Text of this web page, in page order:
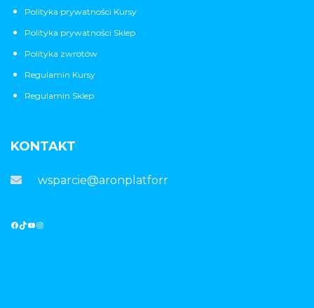
Polityka prywatności Kursy
Polityka prywatności Sklep
Polityka zwrotów
Regulamin Kursy
Regulamin Sklep
KONTAKT
wsparcie@aronplatforma.pl